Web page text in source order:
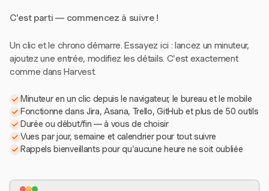
C'est parti — commencez à suivre !
Un clic et le chrono démarre. Essayez ici : lancez un minuteur,
ajoutez une entrée, modifiez les détails. C'est exactement
comme dans Harvest.
Minuteur en un clic depuis le navigateur, le bureau et le mobile
Fonctionne dans Jira, Asana, Trello, GitHub et plus de 50 outils
Durée ou début/fin — à vous de choisir
Vues par jour, semaine et calendrier pour tout suivre
Rappels bienveillants pour qu'aucune heure ne soit oubliée